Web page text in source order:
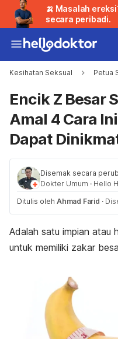
🍌 Masalah
secara peribadi.
Kesihatan Seksual Petua
Encik Z Besar
Amal 4 Cara
Dapat
Disemak secara
Dokter Umum · Hello
Ditulis oleh Ahmad Farid ·
Adalah satu impian atau
untuk memiliki zakar